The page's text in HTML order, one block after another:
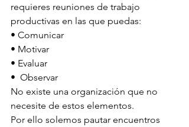
requieres reuniones de trabajo
productivas en las que puedas:
• Comunicar
• Motivar
• Evaluar
•  Observar
No existe una organización que no
necesite de estos elementos.
Por ello solemos pautar encuentros